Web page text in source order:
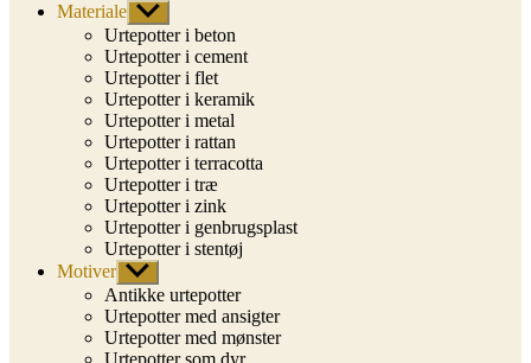
Materiale Vis
undermenu
Urtepotter i beton
Urtepotter i cement
Urtepotter i flet
Urtepotter i keramik
Urtepotter i metal
Urtepotter i rattan
Urtepotter i terracotta
Urtepotter i træ
Urtepotter i zink
Urtepotter i genbrugsplast
Urtepotter i stentøj
Motiver Vis
undermenu
Antikke urtepotter
Urtepotter med ansigter
Urtepotter med mønster
Urtepotter som dyr